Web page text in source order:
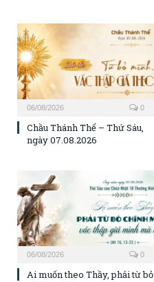
06/08/2026 0
Chầu Thánh Thể – Thứ Sáu,
ngày 07.08.2026
06/08/2026 0
Ai muốn theo Thầy, phải từ bỏ